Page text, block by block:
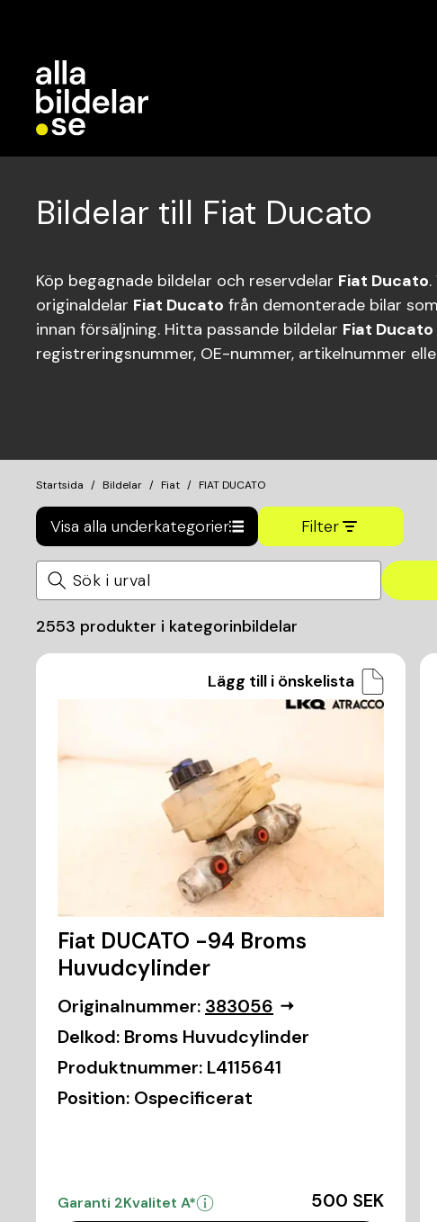
Bildelar till Fiat Ducato
Köp begagnade bildelar och reservdelar Fiat Ducato
originaldelar Fiat Ducato från demonterade bilar
innan försäljning. Hitta passande bildelar Fiat Ducato
registreringsnummer, OE-nummer, artikelnummer
Startsida Bildelar Fiat FIAT DUCATO
Visa alla underkategorier Filter
2553 produkter i kategorinbildelar
Lägg till i önskelista
Fiat DUCATO -94 Broms
Huvudcylinder
Originalnummer: 383056
Delkod: Broms Huvudcylinder
Produktnummer: L4115641
Position: Ospecificerat
Garanti 2Kvalitet A* 500 SEK